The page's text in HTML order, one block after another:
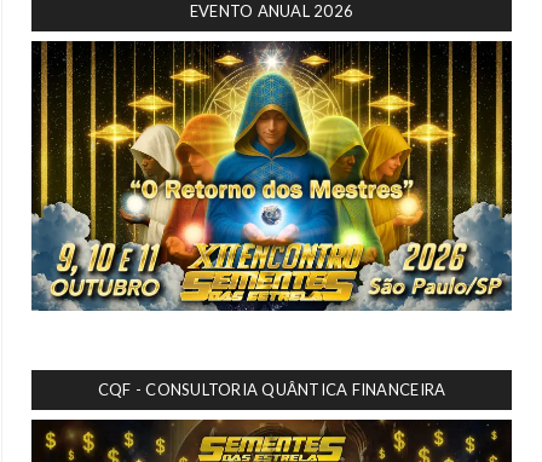
EVENTO ANUAL 2026
CQF - CONSULTORIA QUÂNTICA FINANCEIRA